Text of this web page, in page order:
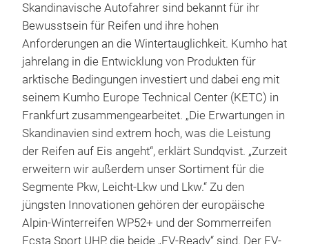
Skandinavische Autofahrer sind bekannt für ihr
Bewusstsein für Reifen und ihre hohen
Anforderungen an die Wintertauglichkeit. Kumho hat
jahrelang in die Entwicklung von Produkten für
arktische Bedingungen investiert und dabei eng mit
seinem Kumho Europe Technical Center (KETC) in
Frankfurt zusammengearbeitet. „Die Erwartungen in
Skandinavien sind extrem hoch, was die Leistung
der Reifen auf Eis angeht“, erklärt Sundqvist. „Zurzeit
erweitern wir außerdem unser Sortiment für die
Segmente Pkw, Leicht-Lkw und Lkw.“ Zu den
jüngsten Innovationen gehören der europäische
Alpin-Winterreifen WP52+ und der Sommerreifen
Ecsta Sport UHP, die beide „EV-Ready“ sind. Der EV-